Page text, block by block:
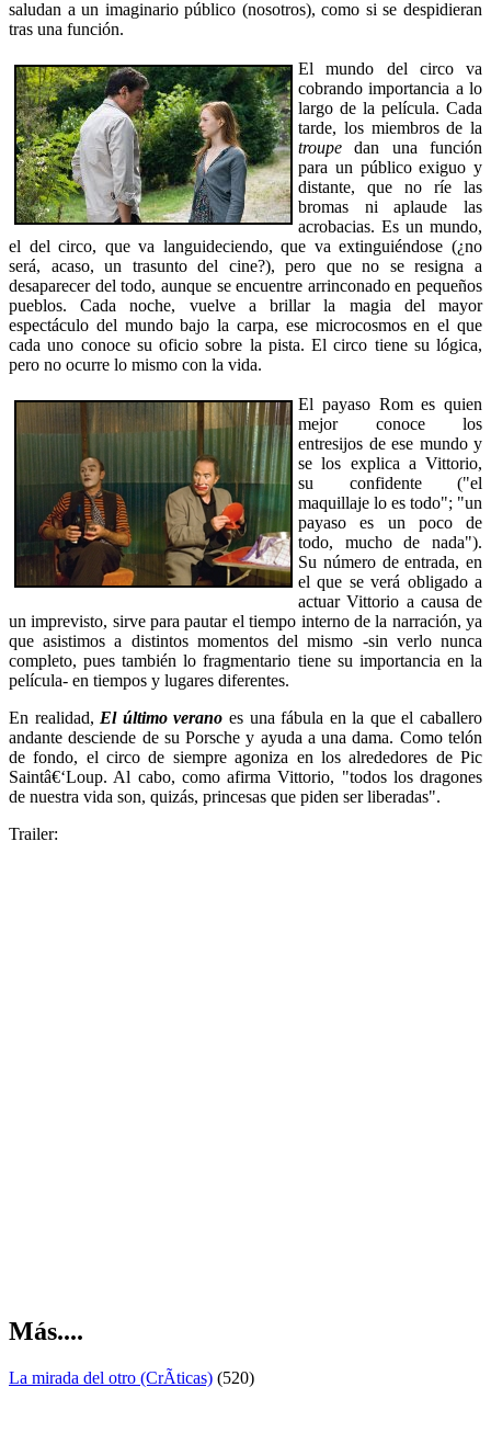
saludan a un imaginario público (nosotros), como si se despidieran
tras una función.
El mundo del circo va
cobrando importancia a lo
largo de la película. Cada
tarde, los miembros de la
troupedan una función
para un público exiguo y
distante, que no ríe las
bromas ni aplaude las
acrobacias. Es un mundo,
el del circo, que va languideciendo, que va extinguiéndose (¿no
será, acaso, un trasunto del cine?), pero que no se resigna a
desaparecer del todo, aunque se encuentre arrinconado en pequeños
pueblos. Cada noche, vuelve a brillar la magia del mayor
espectáculo del mundo bajo la carpa, ese microcosmos en el que
cada uno conoce su oficio sobre la pista. El circo tiene su lógica,
pero no ocurre lo mismo con la vida.
El payaso Rom es quien
mejor conoce los
entresijos de ese mundo y
se los explica a Vittorio,
su confidente ("el
maquillaje lo es todo"; "un
payaso es un poco de
todo, mucho de nada").
Su número de entrada, en
el que se verá obligado a
actuar Vittorio a causa de
un imprevisto, sirve para pautar el tiempo interno de la narración, ya
que asistimos a distintos momentos del mismo -sin verlo nunca
completo, pues también lo fragmentario tiene su importancia en la
película- en tiempos y lugares diferentes.
En realidad, El último verano es una fábula en la que el caballero
andante desciende de su Porsche y ayuda a una dama. Como telón
de fondo, el circo de siempre agoniza en los alrededores de Pic
Saintâ€‘Loup. Al cabo, como afirma Vittorio, "todos los dragones
de nuestra vida son, quizás, princesas que piden ser liberadas".
Trailer:
Más....
La mirada del otro (CrÃ­ticas) (520)